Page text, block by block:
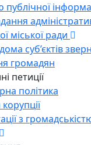
публічної
міської ради
суб’єктів
громадян
петиції
політика
з